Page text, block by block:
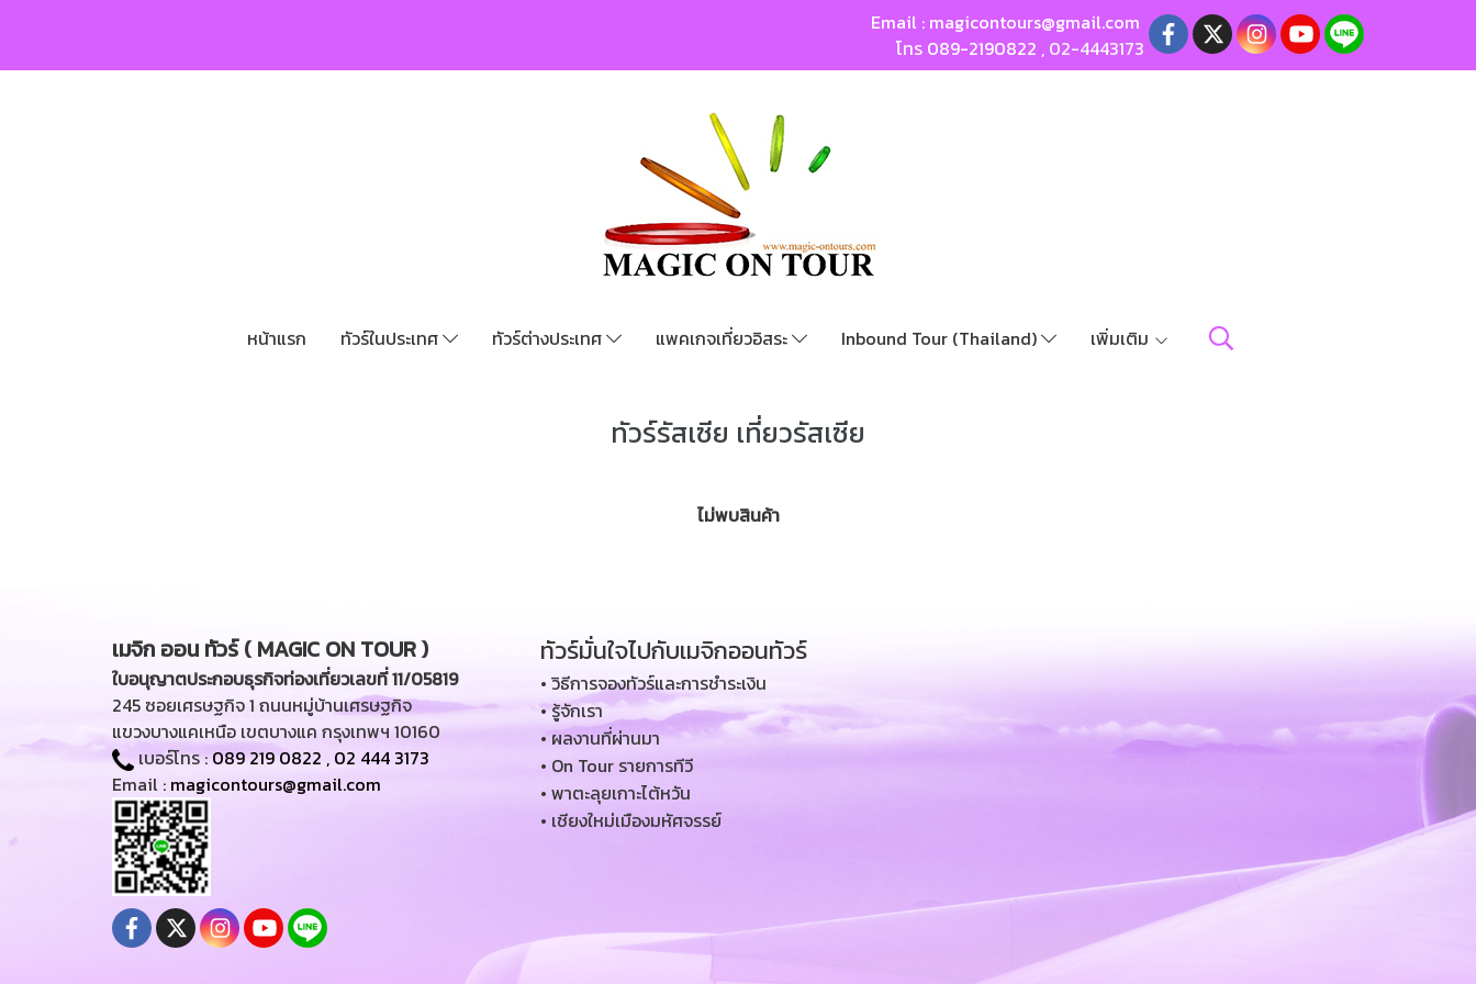
Email : magicontours@gmail.com
โทร 089-2190822 , 02-4443173
หน้าแรก ทัวร์ในประเทศ ทัวร์ต่างประเทศ แพคเกจเที่ยวอิสระ Inbound Tour (Thailand) เพิ่มเติม
ทัวร์รัสเซีย เที่ยวรัสเซีย
ไม่พบสินค้า
เมจิก ออน ทัวร์ ( MAGIC ON TOUR )
ใบอนุญาตประกอบธุรกิจท่องเที่ยวเลขที่ 11/05819
245 ซอยเศรษฐกิจ 1 ถนนหมู่บ้านเศรษฐกิจ
แขวงบางแคเหนือ เขตบางแค กรุงเทพฯ 10160
เบอร์โทร :089 219 0822 , 02 444 3173
Email : magicontours@gmail.com
ทัวร์มั่นใจไปกับเมจิกออนทัวร์
• วิธีการจองทัวร์และการชำระเงิน
• รู้จักเรา
• ผลงานที่ผ่านมา
• On Tour รายการทีวี
• พาตะลุยเกาะไต้หวัน
• เชียงใหม่เมืองมหัศจรรย์